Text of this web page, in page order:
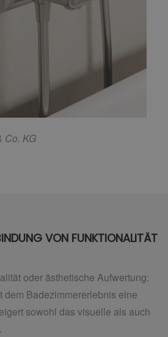
Co. KG
VON FUNKTIONALITÄT
oder ästhetische Aufwertung:
dem Badezimmererlebnis eine
sowohl das visuelle als auch